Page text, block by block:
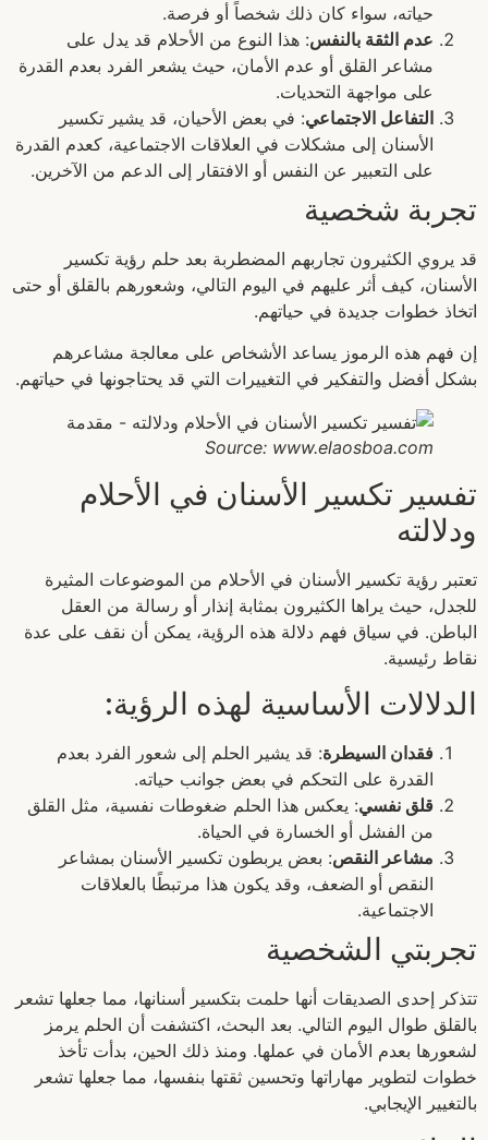
حياته، سواء كان ذلك شخصاً أو فرصة.
عدم الثقة بالنفس: هذا النوع من الأحلام قد يدل على
مشاعر القلق أو عدم الأمان، حيث يشعر الفرد بعدم القدرة
على مواجهة التحديات.
التفاعل الاجتماعي: في بعض الأحيان، قد يشير تكسير
الأسنان إلى مشكلات في العلاقات الاجتماعية، كعدم القدرة
على التعبير عن النفس أو الافتقار إلى الدعم من الآخرين.
تجربة شخصية
قد يروي الكثيرون تجاربهم المضطربة بعد حلم رؤية تكسير
الأسنان، كيف أثر عليهم في اليوم التالي، وشعورهم بالقلق أو حتى
اتخاذ خطوات جديدة في حياتهم.
إن فهم هذه الرموز يساعد الأشخاص على معالجة مشاعرهم
بشكل أفضل والتفكير في التغييرات التي قد يحتاجونها في حياتهم.
Source: www.elaosboa.com
تفسير تكسير الأسنان في الأحلام
ودلالته
تعتبر رؤية تكسير الأسنان في الأحلام من الموضوعات المثيرة
للجدل، حيث يراها الكثيرون بمثابة إنذار أو رسالة من العقل
الباطن. في سياق فهم دلالة هذه الرؤية، يمكن أن نقف على عدة
نقاط رئيسية.
الدلالات الأساسية لهذه الرؤية:
فقدان السيطرة: قد يشير الحلم إلى شعور الفرد بعدم
القدرة على التحكم في بعض جوانب حياته.
قلق نفسي: يعكس هذا الحلم ضغوطات نفسية، مثل القلق
من الفشل أو الخسارة في الحياة.
مشاعر النقص: بعض يربطون تكسير الأسنان بمشاعر
النقص أو الضعف، وقد يكون هذا مرتبطًا بالعلاقات
الاجتماعية.
تجربتي الشخصية
تتذكر إحدى الصديقات أنها حلمت بتكسير أسنانها، مما جعلها تشعر
بالقلق طوال اليوم التالي. بعد البحث، اكتشفت أن الحلم يرمز
لشعورها بعدم الأمان في عملها. ومنذ ذلك الحين، بدأت تأخذ
خطوات لتطوير مهاراتها وتحسين ثقتها بنفسها، مما جعلها تشعر
بالتغيير الإيجابي.